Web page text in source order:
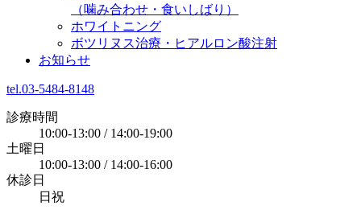
（噛み合わせ・食いしばり）
ホワイトニング
ボツリヌス治療・ヒアルロン酸注射
お知らせ
tel.03-5484-8148
診療時間
10:00-13:00 / 14:00-19:00
土曜日
10:00-13:00 / 14:00-16:00
休診日
日祝